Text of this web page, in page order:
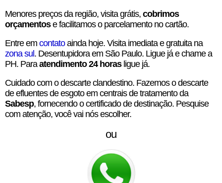
Menores preços da região, visita grátis, cobrimos
orçamentose facilitamos o parcelamento no cartão.
Entre em contatoainda hoje. Visita imediata e gratuita na
zona sul . Desentupidora em São Paulo. Ligue já e chame a
PH. Paraatendimento 24 horasligue já.
Cuidado com o descarte clandestino. Fazemos o descarte
de efluentes de esgoto em centrais de tratamento da
Sabesp, fornecendo o certificado de destinação. Pesquise
com atenção, você vai nós escolher.
ou